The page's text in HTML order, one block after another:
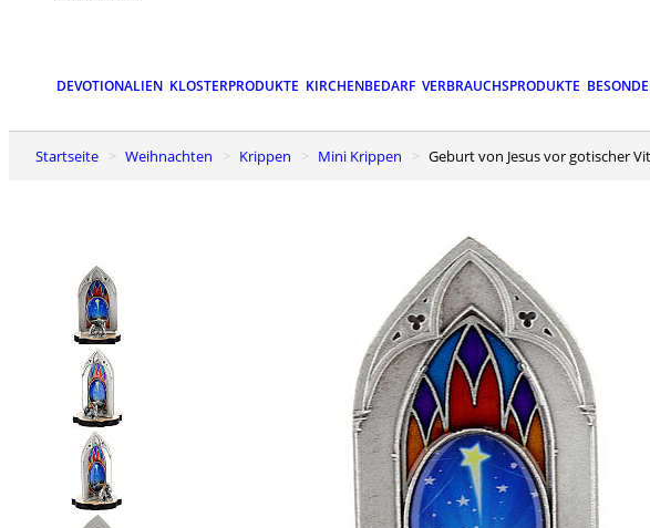
DEVOTIONALIEN KLOSTERPRODUKTE KIRCHENBEDARF VERBRAUCHSPRODUKTE
Startseite Weihnachten Krippen Mini Krippen Geburt von Jesus vor gotischer